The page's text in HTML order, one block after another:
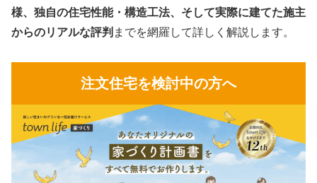
様、独自の住宅性能・構造工法、そして実際に建てた施主
からのリアルな評判 までを網羅して詳しく解説します。
注文住宅を検討中の方へ